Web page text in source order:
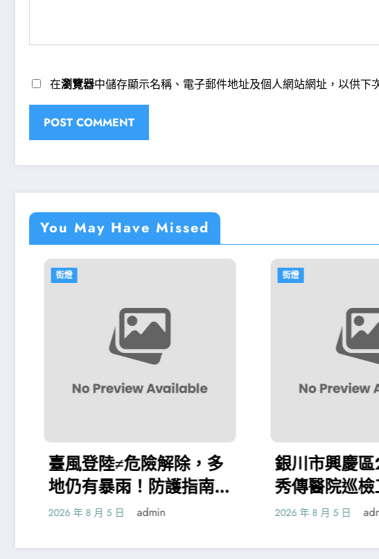
在瀏覽器中儲存顯示名稱、電子郵件地址及個人網站網址，以供下
You May Have Missed
危險解除，多
！防護指南請
意空間設計
銀川市興慶區2300名職
秀傳醫院巡檢工享專屬安
康福利
2026 年 8 月 5 日 admin